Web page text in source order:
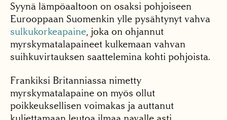
Syynä lämpöaaltoon on osaksi pohjoiseen
Eurooppaan Suomenkin ylle pysähtynyt vahva
sulkukorkeapaine, joka on ohjannut
myrskymatalapaineet kulkemaan vahvan
suihkuvirtauksen saattelemina kohti pohjoista.
Frankiksi Britanniassa nimetty
myrskymatalapaine on myös ollut
poikkeuksellisen voimakas ja auttanut